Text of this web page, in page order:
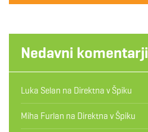
Nedavni komentarji
Luka Selan na Direktna v Špiku
Miha Furlan na Direktna v Špiku